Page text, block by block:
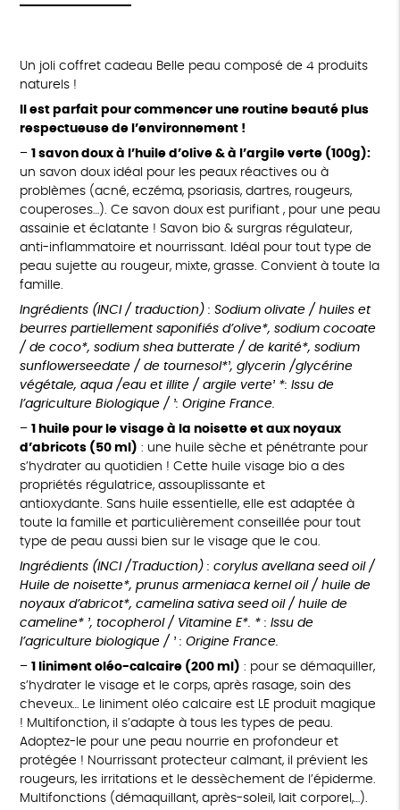
Un joli coffret cadeau Belle peau composé de 4 produits
naturels !
Il est parfait pour commencer une routine beauté plus
respectueuse de l’environnement !
– 1 savon doux à l’huile d’olive & à l’argile verte (100g):
un savon doux idéal pour les peaux réactives ou à
problèmes (acné, eczéma, psoriasis, dartres, rougeurs,
couperoses…). Ce savon doux est purifiant , pour une peau
assainie et éclatante ! Savon bio & surgras régulateur,
anti-inflammatoire et nourrissant. Idéal pour tout type de
peau sujette au rougeur, mixte, grasse. Convient à toute la
famille.
Ingrédients (INCI / traduction) : Sodium olivate / huiles et
beurres partiellement saponifiés d’olive*, sodium cocoate
/ de coco*, sodium shea butterate / de karité*, sodium
sunflowerseedate / de tournesol*¹, glycerin /glycérine
végétale, aqua /eau et illite / argile verte¹ *: Issu de
l’agriculture Biologique / ¹: Origine France.
– 1 huile pour le visage à la noisette et aux noyaux
d’abricots (50 ml) : une huile sèche et pénétrante pour
s’hydrater au quotidien ! Cette huile visage bio a des
propriétés régulatrice, assouplissante et
antioxydante. Sans huile essentielle, elle est adaptée à
toute la famille et particulièrement conseillée pour tout
type de peau aussi bien sur le visage que le cou.
Ingrédients (INCI /Traduction) : corylus avellana seed oil /
Huile de noisette*, prunus armeniaca kernel oil / huile de
noyaux d’abricot*, camelina sativa seed oil / huile de
cameline* ¹, tocopherol / Vitamine E*. * : Issu de
l’agriculture biologique / ¹ : Origine France.
– 1 liniment oléo-calcaire (200 ml) : pour se démaquiller,
s’hydrater le visage et le corps, après rasage, soin des
cheveux… Le liniment oléo calcaire est LE produit magique
! Multifonction, il s’adapte à tous les types de peau.
Adoptez-le pour une peau nourrie en profondeur et
protégée ! Nourrissant protecteur calmant, il prévient les
rougeurs, les irritations et le dessèchement de l’épiderme.
Multifonctions (démaquillant, après-soleil, lait corporel,…).